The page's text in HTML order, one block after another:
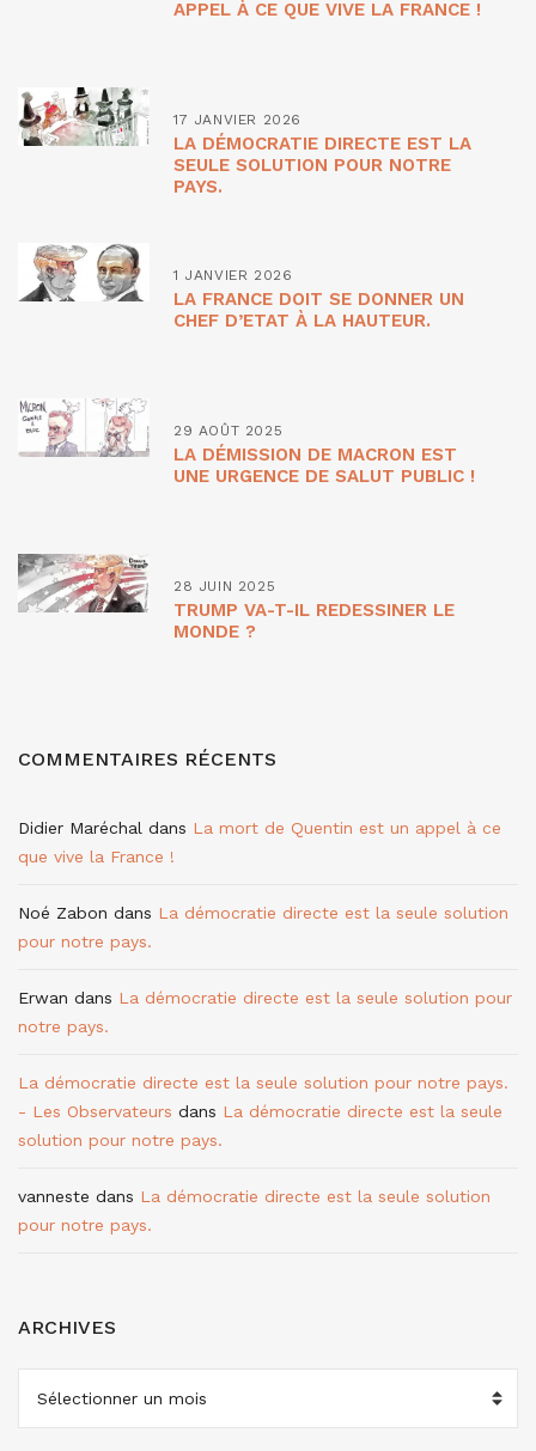
APPEL À CE QUE VIVE LA FRANCE !
17 JANVIER 2026
LA DÉMOCRATIE DIRECTE EST LA
SEULE SOLUTION POUR NOTRE
PAYS.
1 JANVIER 2026
LA FRANCE DOIT SE DONNER UN
CHEF D’ETAT À LA HAUTEUR.
29 AOÛT 2025
LA DÉMISSION DE MACRON EST
UNE URGENCE DE SALUT PUBLIC !
28 JUIN 2025
TRUMP VA-T-IL REDESSINER LE
MONDE ?
COMMENTAIRES RÉCENTS
Didier Maréchal dans La mort de Quentin est un appel à ce
que vive la France !
Noé Zabon dans La démocratie directe est la seule solution
pour notre pays.
Erwan dans La démocratie directe est la seule solution pour
notre pays.
La démocratie directe est la seule solution pour notre pays.
- Les Observateurs dans La démocratie directe est la seule
solution pour notre pays.
vanneste dans La démocratie directe est la seule solution
pour notre pays.
ARCHIVES
ARCHIVES